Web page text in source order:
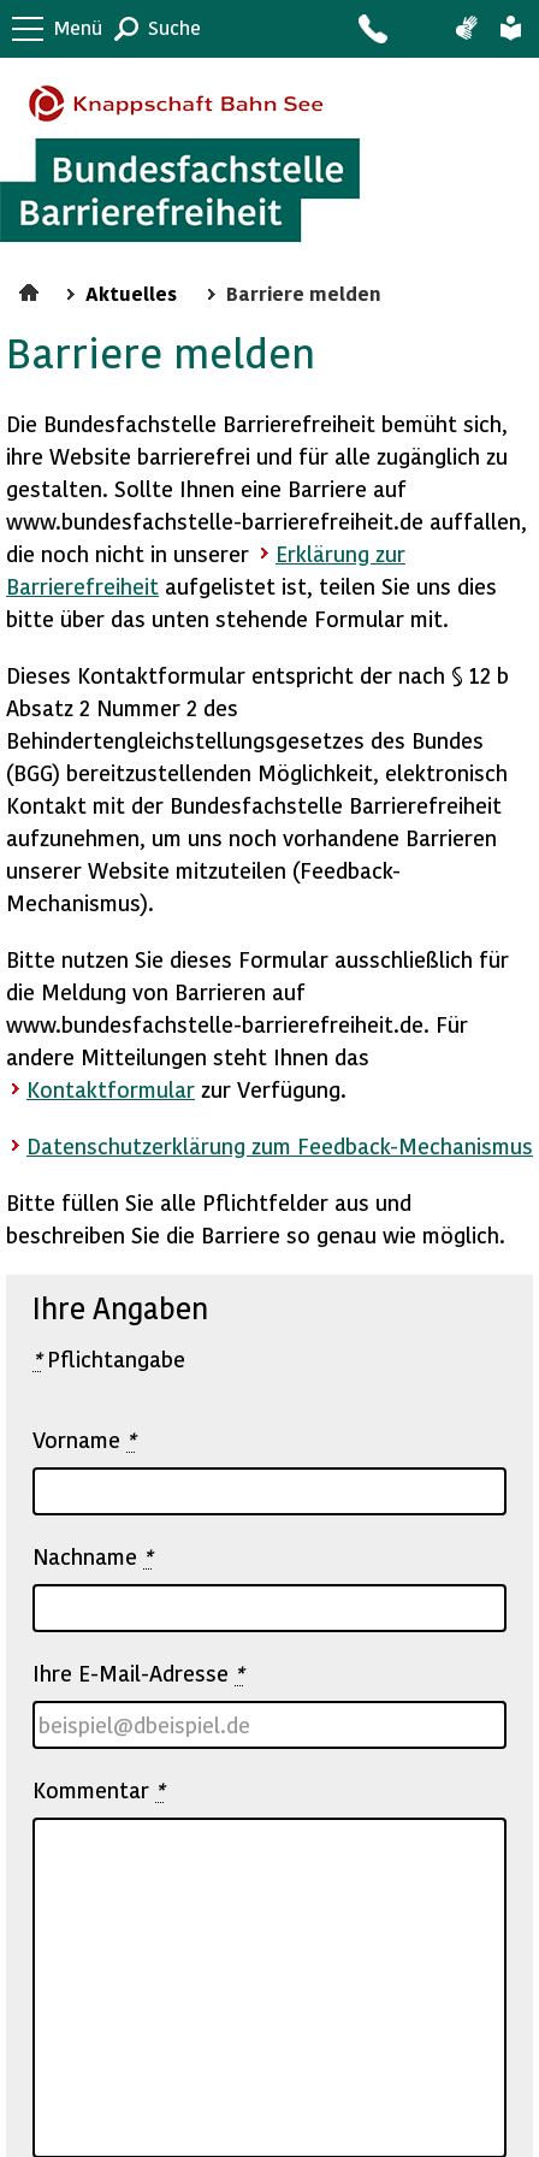
Menü Suche
Aktuelles Barriere melden
Barriere melden
Die Bundesfachstelle Barrierefreiheit bemüht sich,
ihre Website barrierefrei und für alle zugänglich zu
gestalten. Sollte Ihnen eine Barriere auf
www.bundesfachstelle-barrierefreiheit.de auffallen,
die noch nicht in unserer
Erklärung zur
Barrierefreiheit aufgelistet ist, teilen Sie uns dies
bitte über das unten stehende Formular mit.
Dieses Kontaktformular entspricht der nach § 12 b
Absatz 2 Nummer 2 des
Behindertengleichstellungsgesetzes des Bundes
(BGG) bereitzustellenden Möglichkeit, elektronisch
Kontakt mit der Bundesfachstelle Barrierefreiheit
aufzunehmen, um uns noch vorhandene Barrieren
unserer Website mitzuteilen (Feedback-
Mechanismus).
Bitte nutzen Sie dieses Formular ausschließlich für
die Meldung von Barrieren auf
www.bundesfachstelle-barrierefreiheit.de. Für
andere Mitteilungen steht Ihnen das
Kontaktformular zur Verfügung.
Datenschutzerklärung zum Feedback-Mechanismus
Bitte füllen Sie alle Pflichtfelder aus und
beschreiben Sie die Barriere so genau wie möglich.
Ihre Angaben
*Pflichtangabe
Vorname *
Nachname *
Ihre E-Mail-Adresse *
Kommentar *